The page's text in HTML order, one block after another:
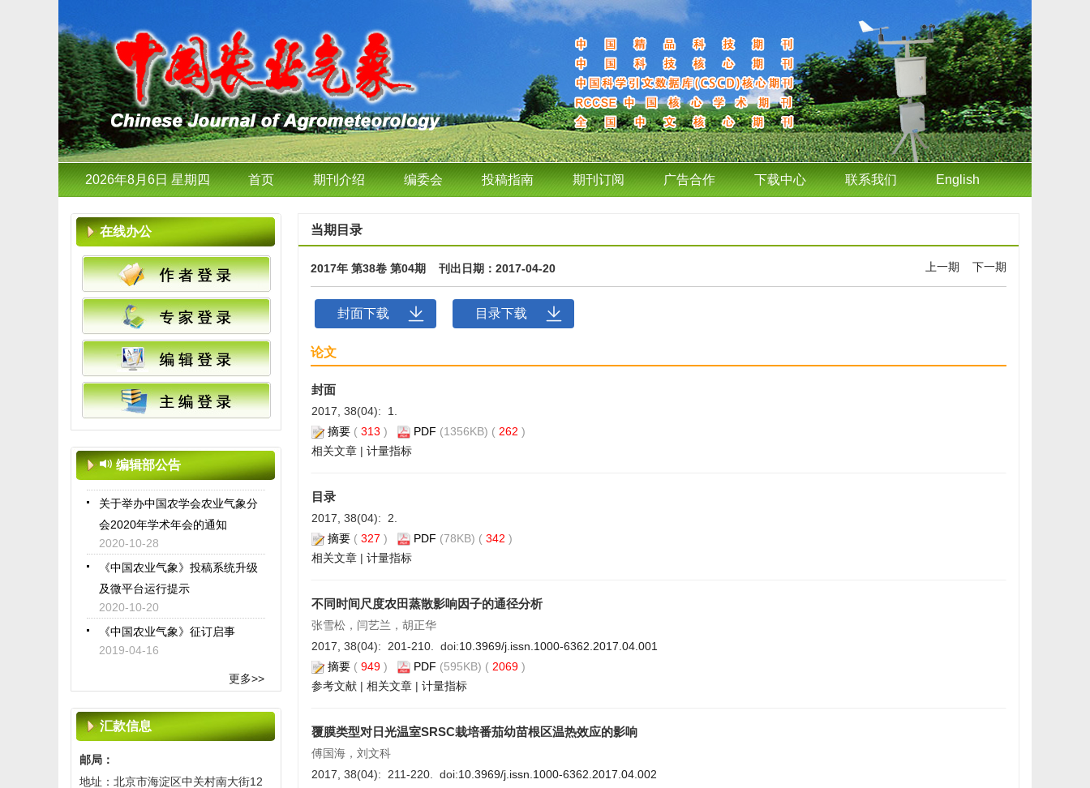
2026年8月6日 星期四 首页 期刊介绍 编委会 投稿指南 期刊订阅 广告合作 下载中心 联系我们 English
在线办公
编辑部公告
关于期刊网站开放时间临时调整
的公告
2023-08-08
关于春节假期网站关闭的公告
2021-02-09
关于举办中国农学会农业气象分
2020-10-28
《中国农业气象》投稿系统升级
2020-10-20
《中国农业气象》征订启事
2019-04-16
期刊学术影响力前25%期刊
2019-01-16
《中国农业气象》2017年改月刊
更多>>
汇款信息
邮局：
地址：北京市海淀区中关村南大街12
当期目录
2017年 第38卷 第04期 刊出日期：2017-04-20 上一期 下一期
封面下载 目录下载
论文
封面
2017, 38(04): 1.
摘要 ( 313 ) PDF (1356KB) ( 262 )
相关文章 | 计量指标
目录
2017, 38(04): 2.
摘要 ( 327 ) PDF (78KB) ( 342 )
相关文章 | 计量指标
不同时间尺度农田蒸散影响因子的通径分析
张雪松，闫艺兰，胡正华
2017, 38(04): 201-210. doi:10.3969/j.issn.1000-6362.2017.04.001
摘要 ( 949 ) PDF (595KB) ( 2069 )
参考文献 | 相关文章 | 计量指标
覆膜类型对日光温室SRSC栽培番茄幼苗根区温热效应的影响
傅国海，刘文科
2017, 38(04): 211-220. doi:10.3969/j.issn.1000-6362.2017.04.002